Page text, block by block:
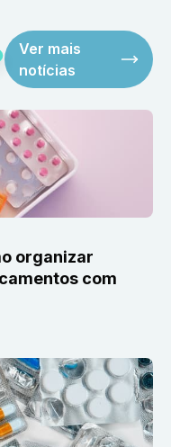
Ver mais
notícias
organizar
com